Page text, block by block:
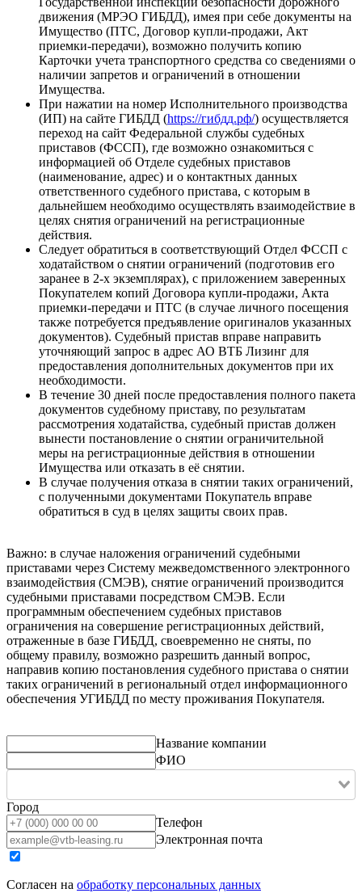
движения (МРЭО ГИБДД), имея при себе документы на
Имущество (ПТС, Договор купли-продажи, Акт
приемки-передачи), возможно получить копию
Карточки учета транспортного средства со сведениями о
наличии запретов и ограничений в отношении
Имущества.
При нажатии на номер Исполнительного производства
(ИП) на сайте ГИБДД (https://гибдд.рф/) осуществляется
переход на сайт Федеральной службы судебных
приставов (ФССП), где возможно ознакомиться с
информацией об Отделе судебных приставов
(наименование, адрес) и о контактных данных
ответственного судебного пристава, с которым в
дальнейшем необходимо осуществлять взаимодействие в
целях снятия ограничений на регистрационные
действия.
Следует обратиться в соответствующий Отдел ФССП с
ходатайством о снятии ограничений (подготовив его
заранее в 2-х экземплярах), с приложением заверенных
Покупателем копий Договора купли-продажи, Акта
приемки-передачи и ПТС (в случае личного посещения
также потребуется предъявление оригиналов указанных
документов). Судебный пристав вправе направить
уточняющий запрос в адрес АО ВТБ Лизинг для
предоставления дополнительных документов при их
необходимости.
В течение 30 дней после предоставления полного пакета
документов судебному приставу, по результатам
рассмотрения ходатайства, судебный пристав должен
вынести постановление о снятии ограничительной
меры на регистрационные действия в отношении
Имущества или отказать в её снятии.
В случае получения отказа в снятии таких ограничений,
с полученными документами Покупатель вправе
обратиться в суд в целях защиты своих прав.
Важно: в случае наложения ограничений судебными
приставами через Систему межведомственного электронного
взаимодействия (СМЭВ), снятие ограничений производится
судебными приставами посредством СМЭВ. Если
программным обеспечением судебных приставов
ограничения на совершение регистрационных действий,
отраженные в базе ГИБДД, своевременно не сняты, по
общему правилу, возможно разрешить данный вопрос,
направив копию постановления судебного пристава о снятии
таких ограничений в региональный отдел информационного
обеспечения УГИБДД по месту проживания Покупателя.
Название компании
ФИО
Город
Телефон
Электронная почта
Согласен на обработку персональных данных